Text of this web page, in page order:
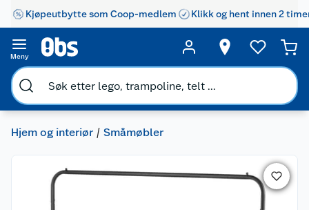
Kjøpeutbytte som Coop-medlem Klikk og hent innen 2
Meny
Hjem og interiør Småmøbler